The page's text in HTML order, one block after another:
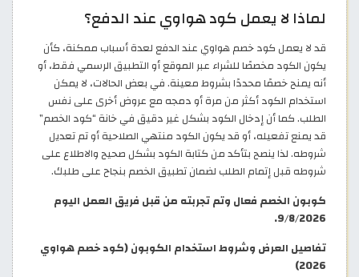
لماذا لا يعمل كود هواوي عند الدفع؟
قد لا يعمل كود خصم هواوي عند الدفع لعدة أسباب ممكنة، كأن
يكون الكود مخصصًا للشراء عبر الموقع أو التطبيق الرسمي فقط، أو
أنه يمنح خصمًا محددًا بشروط معينة. في بعض الحالات، لا يمكن
استخدام الكود أكثر من مرة أو دمجه مع عروض أخرى على نفس
الطلب. كما أن إدخال الكود بشكل غير دقيق في خانة “كود الخصم”
قد يمنع تفعيله، أو قد يكون الكود منتهي الصلاحية أو تم تعديل
شروطه. لذا ينصح بتأكد من كتابة الكود بشكل صحيح والاطلاع على
شروطه قبل إتمام الطلب لضمان تطبيق الخصم بنجاح على طلبك.
كوبون الخصم فعال وتم تجربته من قبل فريق العمل اليوم
9/8/2026.
تفاصيل العرض وشروط استخدام الكوبون (كود خصم هواوي
2026)